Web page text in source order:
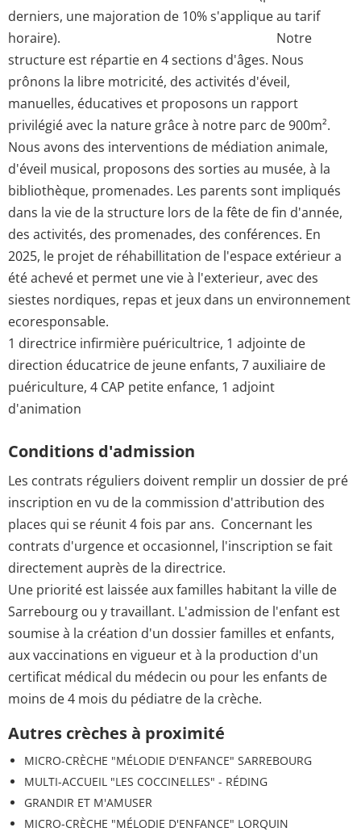
derniers, une majoration de 10% s'applique au tarif
horaire). Notre
structure est répartie en 4 sections d'âges. Nous
prônons la libre motricité, des activités d'éveil,
manuelles, éducatives et proposons un rapport
privilégié avec la nature grâce à notre parc de 900m².
Nous avons des interventions de médiation animale,
d'éveil musical, proposons des sorties au musée, à la
bibliothèque, promenades. Les parents sont impliqués
dans la vie de la structure lors de la fête de fin d'année,
des activités, des promenades, des conférences. En
2025, le projet de réhabillitation de l'espace extérieur a
été achevé et permet une vie à l'exterieur, avec des
siestes nordiques, repas et jeux dans un environnement
ecoresponsable.
1 directrice infirmière puéricultrice, 1 adjointe de
direction éducatrice de jeune enfants, 7 auxiliaire de
puériculture, 4 CAP petite enfance, 1 adjoint
d'animation
Conditions d'admission
Les contrats réguliers doivent remplir un dossier de pré
inscription en vu de la commission d'attribution des
places qui se réunit 4 fois par ans. Concernant les
contrats d'urgence et occasionnel, l'inscription se fait
directement auprès de la directrice.
Une priorité est laissée aux familles habitant la ville de
Sarrebourg ou y travaillant. L'admission de l'enfant est
soumise à la création d'un dossier familles et enfants,
aux vaccinations en vigueur et à la production d'un
certificat médical du médecin ou pour les enfants de
moins de 4 mois du pédiatre de la crèche.
Autres crèches à proximité
MICRO-CRÈCHE "MÉLODIE D'ENFANCE" SARREBOURG
MULTI-ACCUEIL "LES COCCINELLES" - RÉDING
GRANDIR ET M'AMUSER
MICRO-CRÈCHE "MÉLODIE D'ENFANCE" LORQUIN